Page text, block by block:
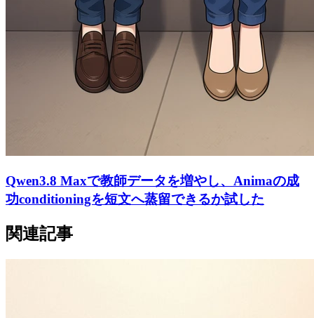
Qwen3.8 Maxで教師データを増やし、Animaの成
功conditioningを短文へ蒸留できるか試した
関連記事